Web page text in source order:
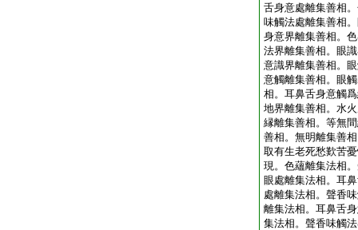
舌身意處離集善相
味觸法處離集善相
身意界離集善相。
法界離集善相。眼
意識界離集善相。
意觸離集善相。眼
相。耳鼻舌身意觸
地界離集善相。水
縁離集善相。等無
善相。無明離集善
取有生老死愁歎苦
現。色蘊離集法相
眼處離集法相。耳
處離集法相。聲香
離集法相。耳鼻舌
集法相。聲香味觸